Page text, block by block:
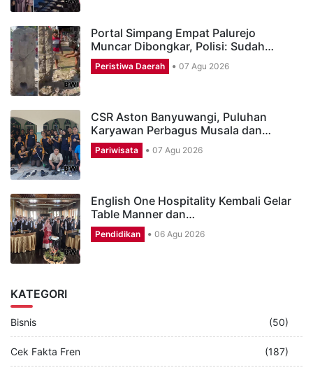
Portal Simpang Empat Palurejo
Muncar Dibongkar, Polisi: Sudah…
Peristiwa Daerah 07 Agu 2026
CSR Aston Banyuwangi, Puluhan
Karyawan Perbagus Musala dan…
Pariwisata 07 Agu 2026
English One Hospitality Kembali Gelar
Table Manner dan…
Pendidikan 06 Agu 2026
KATEGORI
Bisnis (50)
Cek Fakta Fren (187)